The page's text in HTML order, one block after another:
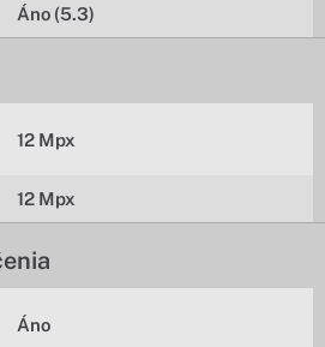
Áno (5.3)
12 Mpx
12 Mpx
Áno